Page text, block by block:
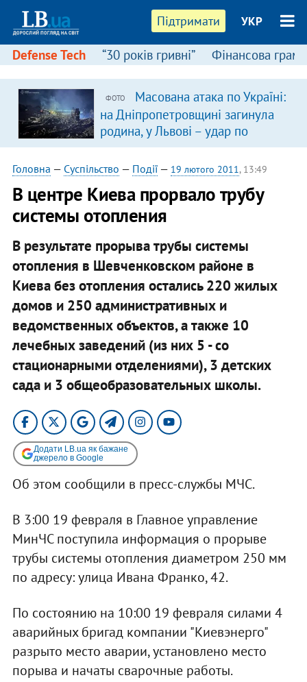
Підтримати УКР
Defense Tech “30 років гривні” Фінансова
ФОТО
Масована атака по Україні:
на Дніпропетровщині загинула
родина, у Львові – удар по
багатоповерхівках
(доповнюється)
Головна — Суспільство — Події— 19 лютого 2011, 13:49
В центре Киева прорвало трубу
системы отопления
В результате прорыва трубы системы
отопления в Шевченковском районе в
Киева без отопления остались 220 жилых
домов и 250 административных и
ведомственных объектов, а также 10
лечебных заведений (из них 5 - со
стационарными отделениями), 3 детских
сада и 3 общеобразовательных школы.
Додати LB.ua як бажане
джерело в Google
Об этом сообщили в пресс-службы МЧС.
В 3:00 19 февраля в Главное управление
МинЧС поступила информация о прорыве
трубы системы отопления диаметром 250 мм
по адресу: улица Ивана Франко, 42.
По состоянию на 10:00 19 февраля силами 4
аварийных бригад компании "Киевэнерго"
разрыто место аварии, установлено место
порыва и начаты сварочные работы.